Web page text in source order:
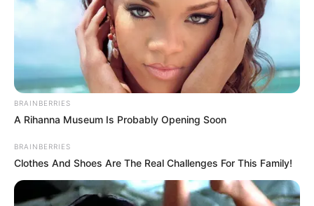
17 Rare Churches Underground That Still Exist
BRAINBERRIES
BRAINBERRIES
A Rihanna Museum Is Probably Opening Soon
BRAINBERRIES
Clothes And Shoes Are The Real Challenges For This Family!